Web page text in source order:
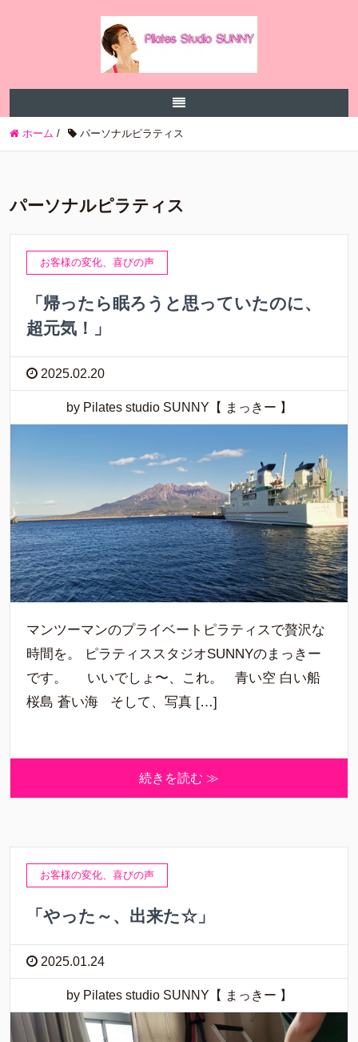
ホーム / パーソナルピラティス
パーソナルピラティス
お客様の変化、喜びの声
「帰ったら眠ろうと思っていたのに、
超元気！」
2025.02.20
by Pilates studio SUNNY【 まっきー 】
マンツーマンのプライベートピラティスで贅沢な
時間を。 ピラティススタジオSUNNYのまっきー
です。 いいでしょ〜、これ。 青い空 白い船
桜島 蒼い海 そして、写真 […]
続きを読む ≫
お客様の変化、喜びの声
「やった～、出来た☆」
2025.01.24
by Pilates studio SUNNY【 まっきー 】